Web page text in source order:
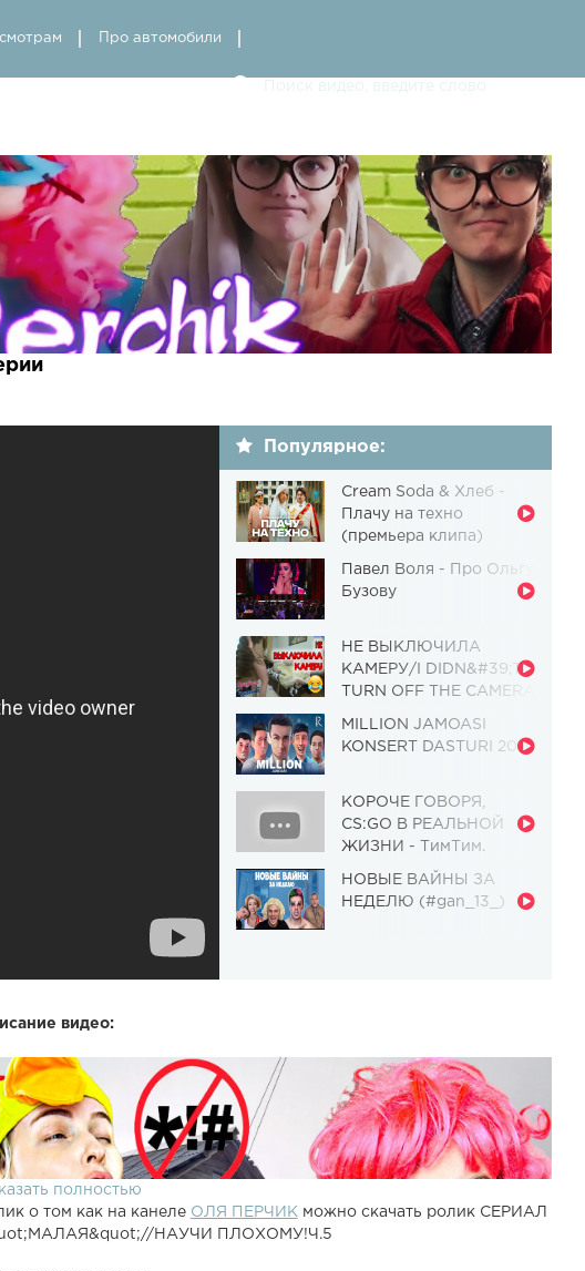
Про автомобили
Популярное:
Cream Soda & Хлеб -
Плачу на техно
(премьера клипа)
Павел Воля - Про Ольгу
Бузову
НЕ ВЫКЛЮЧИЛА
КАМЕРУ/I DIDN&#39;T
TURN OFF THE CAMERA
Чудовище] (Выпуск 110)
MILLION JAMOASI
KONSERT DASTURI 2019
КОРОЧЕ ГОВОРЯ,
CS:GO В РЕАЛЬНОЙ
ЖИЗНИ - ТимТим.
НОВЫЕ ВАЙНЫ ЗА
НЕДЕЛЮ (#gan_13_)
видео:
полностью
о том как на канеле ОЛЯ ПЕРЧИК можно скачать ролик СЕРИАЛ
НАУЧИ ПЛОХОМУ!Ч.5